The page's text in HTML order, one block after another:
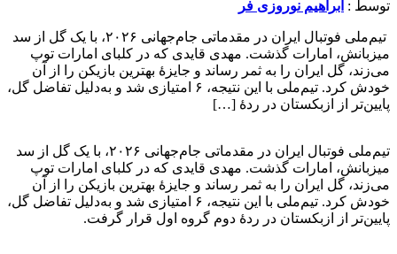
توسط : ابراهیم نوروزی فر
‌ تیم‌ملی فوتبال ایران در مقدماتی جام‌جهانی ۲۰۲۶، با یک گل از سد
میزبانش، امارات گذشت. مهدی قایدی که در کلبای امارات توپ
می‌زند، گل ایران را به ثمر رساند و جایزۀ بهترین بازیکن را از آن
خودش کرد. تیم‌ملی با این نتیجه، ۶ امتیازی شد و به‌دلیل تفاضل گل،
پایین‌تر از ازبکستان در ردهٔ […]
تیم‌ملی فوتبال ایران در مقدماتی جام‌جهانی ۲۰۲۶، با یک گل از سد
میزبانش، امارات گذشت. مهدی قایدی که در کلبای امارات توپ
می‌زند، گل ایران را به ثمر رساند و جایزۀ بهترین بازیکن را از آن
خودش کرد. تیم‌ملی با این نتیجه، ۶ امتیازی شد و به‌دلیل تفاضل گل،
پایین‌تر از ازبکستان در ردهٔ دوم گروه اول قرار گرفت‌.